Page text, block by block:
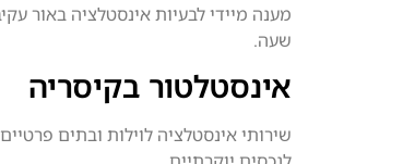
מענה מיידי לבעיות אינסטלציה באור
שעה.
אינסטלטור בקיסריה
שירותי אינסטלציה לוילות ובתים